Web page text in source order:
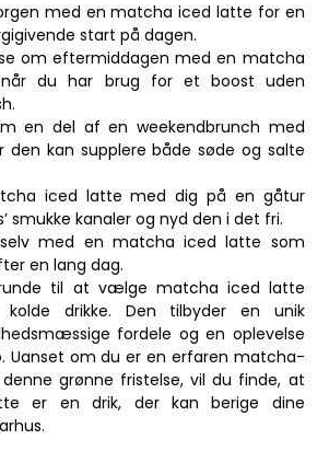
med en matcha iced latte for en
start på dagen.
om eftermiddagen med en matcha
du har brug for et boost uden
en del af en weekendbrunch med
den kan supplere både søde og salte
iced latte med dig på en gåtur
smukke kanaler og nyd den i det fri.
med en matcha iced latte som
en lang dag.
til at vælge matcha iced latte
drikke. Den tilbyder en unik
fordele og en oplevelse
Uanset om du er en erfaren matcha-
grønne fristelse, vil du finde, at
er en drik, der kan berige dine